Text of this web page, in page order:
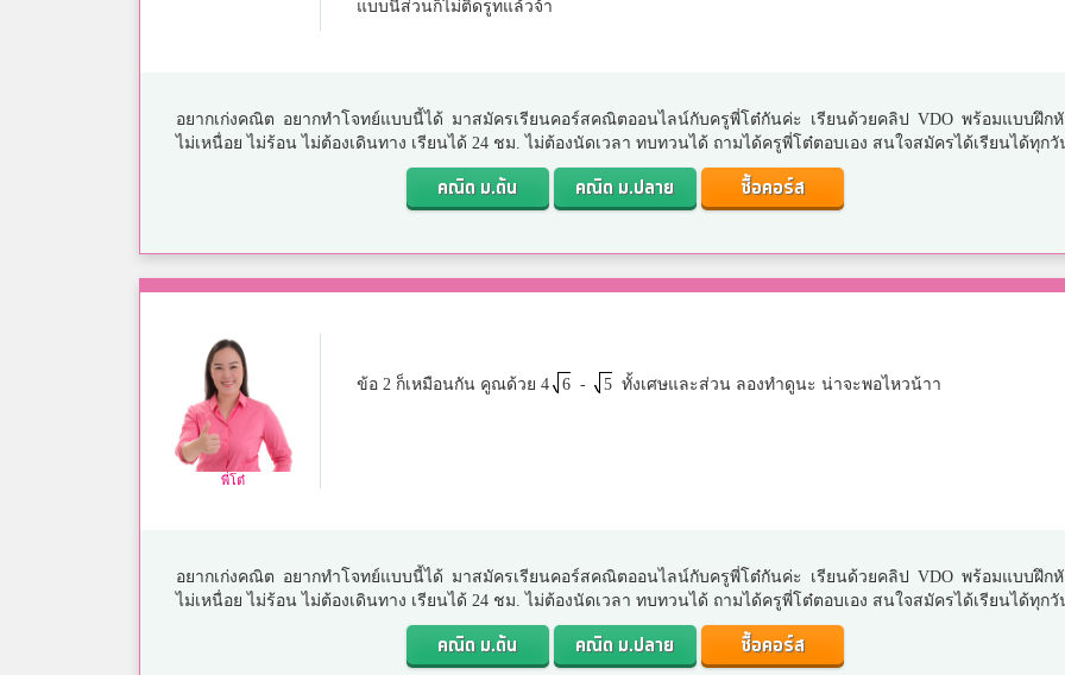
แบบนี้ส่วนก็ไม่ติดรูทแล้วจ้า
อยากเก่งคณิต อยากทำโจทย์แบบนี้ได้ มาสมัครเรียนคอร์สคณิตออนไลน์กับครูพี่โต๋กันค่ะ เรียนด้วยคลิป VDO พร้อมแบบฝึก
ไม่เหนื่อย ไม่ร้อน ไม่ต้องเดินทาง เรียนได้ 24 ชม. ไม่ต้องนัดเวลา ทบทวนได้ ถามได้ครูพี่โต๋ตอบเอง สนใจสมัครได้เรียนได้ทุกวั
คณิต ม.ต้น คณิต ม.ปลาย ซื้อคอร์ส
พี่โต๋
ข้อ 2 ก็เหมือนกัน คูณด้วย 4 6 - 5 ทั้งเศษและส่วน ลองทำดูนะ น่าจะพอไหวน้าา
อยากเก่งคณิต อยากทำโจทย์แบบนี้ได้ มาสมัครเรียนคอร์สคณิตออนไลน์กับครูพี่โต๋กันค่ะ เรียนด้วยคลิป VDO พร้อมแบบฝึก
ไม่เหนื่อย ไม่ร้อน ไม่ต้องเดินทาง เรียนได้ 24 ชม. ไม่ต้องนัดเวลา ทบทวนได้ ถามได้ครูพี่โต๋ตอบเอง สนใจสมัครได้เรียนได้ทุกวั
คณิต ม.ต้น คณิต ม.ปลาย ซื้อคอร์ส